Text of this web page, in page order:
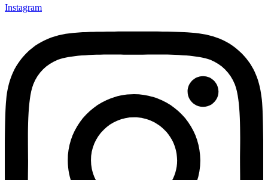
Instagram